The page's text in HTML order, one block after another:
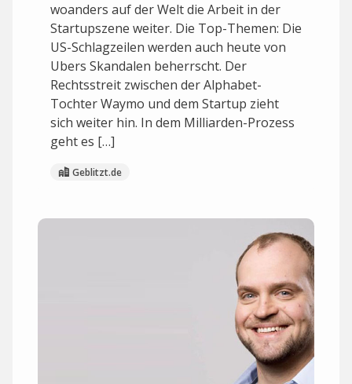
woanders auf der Welt die Arbeit in der
Startupszene weiter. Die Top-Themen: Die
US-Schlagzeilen werden auch heute von
Ubers Skandalen beherrscht. Der
Rechtsstreit zwischen der Alphabet-
Tochter Waymo und dem Startup zieht
sich weiter hin. In dem Milliarden-Prozess
geht es […]
Geblitzt.de